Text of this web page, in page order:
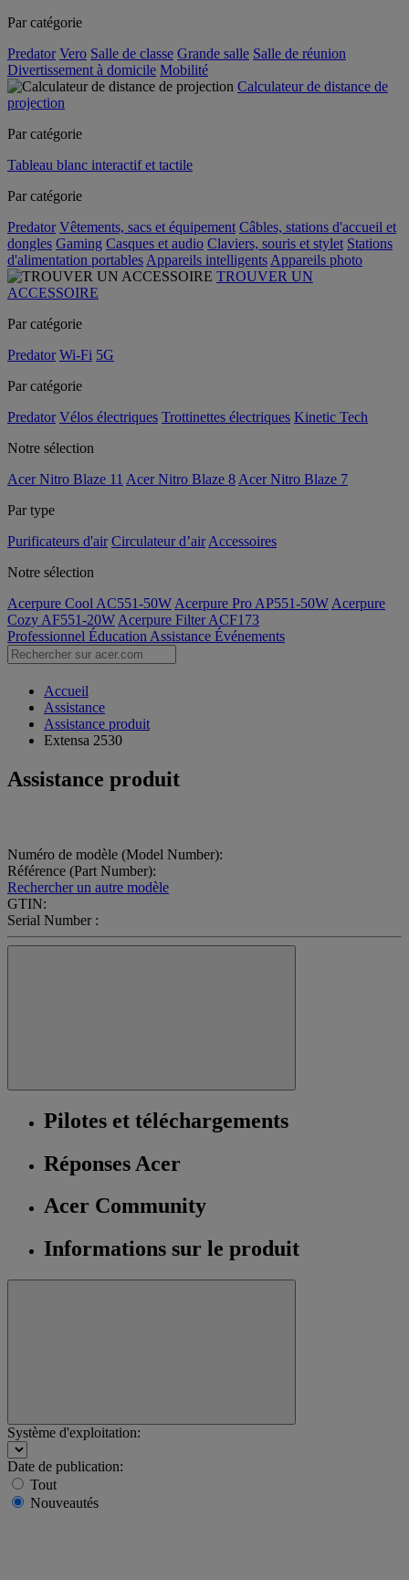
Par catégorie
Predator Vero Salle de classe Grande salle Salle de réunion
Divertissement à domicile Mobilité
Calculateur de distance de
projection
Par catégorie
Tableau blanc interactif et tactile
Par catégorie
Predator Vêtements, sacs et équipement Câbles, stations d'accueil et
dongles Gaming Casques et audio Claviers, souris et stylet Stations
d'alimentation portables Appareils intelligents Appareils photo
TROUVER UN
ACCESSOIRE
Par catégorie
Predator Wi-Fi 5G
Par catégorie
Predator Vélos électriques Trottinettes électriques Kinetic Tech
Notre sélection
Acer Nitro Blaze 11 Acer Nitro Blaze 8 Acer Nitro Blaze 7
Par type
Purificateurs d'air Circulateur d’air Accessoires
Notre sélection
Acerpure Cool AC551-50W Acerpure Pro AP551-50W Acerpure
Cozy AF551-20W Acerpure Filter ACF173
Professionnel Éducation Assistance Événements
Accueil
Assistance
Assistance produit
Extensa 2530
Assistance produit
Numéro de modèle (Model Number):
Référence (Part Number):
Rechercher un autre modèle
GTIN:
Serial Number :
Pilotes et téléchargements
Réponses Acer
Acer Community
Informations sur le produit
Système d'exploitation:
Date de publication:
Tout
Nouveautés